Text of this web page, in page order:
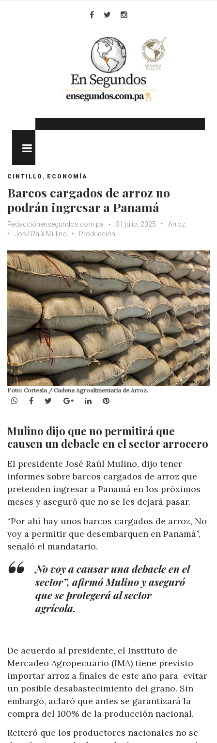
CINTILLO , ECONOMÍA
Barcos cargados de arroz no
podrán ingresar a Panamá
Redacciónensegundos.com.pa 31 julio, 2025
Arroz
José Raúl Mulino
Producción
Foto: Cortesía / Cadena Agroalimentaria de Arroz.
WhatsApp
Facebook
TwitterGoogle+LinkedInPinterest
Mulino dijo que no permitirá que
causen un debacle en el sector arrocero
El presidente José Raúl Mulino, dijo tener
informes sobre barcos cargados de arroz que
pretenden ingresar a Panamá en los próximos
meses y aseguró que no se les dejará pasar.
“Por ahí hay unos barcos cargados de arroz, No
voy a permitir que desembarquen en Panamá”,
señaló el mandatario.
No voy a causar una debacle en el
sector”, afirmó Mulino y aseguró
que se protegerá al sector
agrícola.
De acuerdo al presidente, el Instituto de
Mercadeo Agropecuario (IMA) tiene previsto
importar arroz a finales de este año para evitar
un posible desabastecimiento del grano. Sin
embargo, aclaró que antes se garantizará la
compra del 100% de la producción nacional.
Reiteró que los productores nacionales no se